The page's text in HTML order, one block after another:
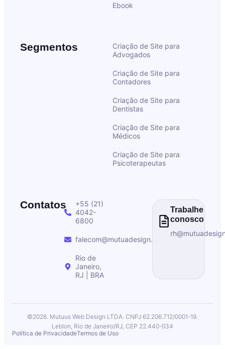
Ebook
Segmentos
Criação de Site para
Advogados
Criação de Site para
Contadores
Criação de Site para
Dentistas
Criação de Site para
Médicos
Criação de Site para
Psicoterapeutas
Contatos
+55 (21)
4042-
6800
falecom@mutuadesign.com
Rio de
Janeiro,
RJ | BRA
Trabalhe
conosco
©2026. Mutuus Web Design LTDA. CNPJ 62.206.712/0001-19.
Leblon, Rio de Janeiro/RJ, CEP 22.440-034
Política de PrivacidadeTermos de Uso